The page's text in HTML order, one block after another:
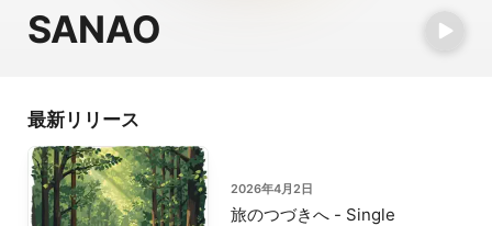
SANAO
最新リリース
2026年4月2日
旅のつづきへ - Single